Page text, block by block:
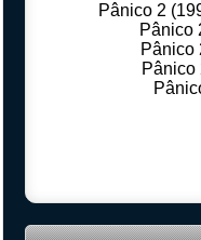
Pânico 2
Pânico
Pânico
Pânico